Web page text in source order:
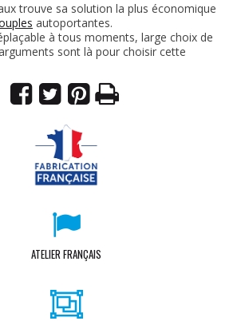
trouve sa solution la plus économique
autoportantes.
à tous moments, large choix de
sont là pour choisir cette
ATELIER FRANÇAIS